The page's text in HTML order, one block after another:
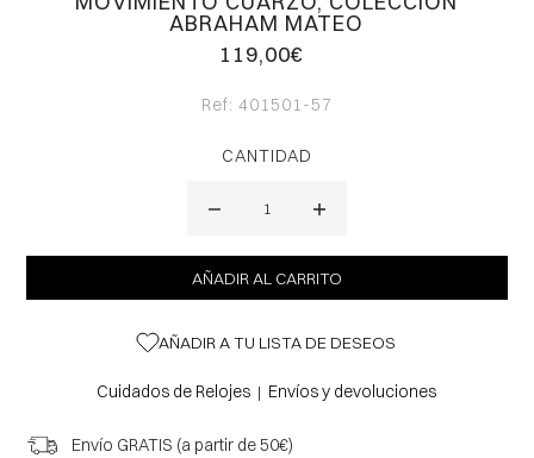
ABRAHAM MATEO
119,00€
Ref: 401501-57
CANTIDAD
AÑADIR A TU LISTA DE DESEOS
Cuidados de Relojes | Envíos y devoluciones
Envío GRATIS (a partir de 50€)